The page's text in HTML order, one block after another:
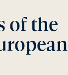
of the